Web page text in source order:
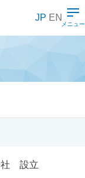
JP EN
メニュー
社 設立